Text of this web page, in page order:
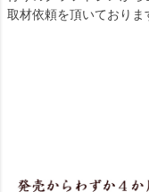
取材依頼を頂いておりま